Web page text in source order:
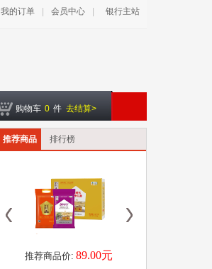
我的订单 会员中心 银行主站
购物车 0 件 去结算>
推荐商品 排行榜
推荐商品价: 89.00元